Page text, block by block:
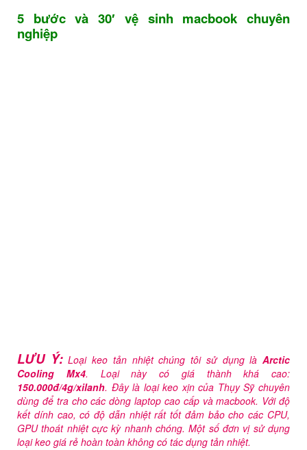
5 bước và 30′ vệ sinh macbook chuyên
nghiệp
LƯU Ý:Loại keo tản nhiệt chúng tôi sử dụng làArctic
Cooling Mx4. Loại này có giá thành khá cao:
150.000đ/4g/xilanh. Đây là loại keo xịn của Thụy Sỹ chuyên
dùng để tra cho các dòng laptop cao cấp và macbook. Với độ
kết dính cao, có độ dẫn nhiệt rất tốt đảm bảo cho các CPU,
GPU thoát nhiệt cực kỳ nhanh chóng. Một số đơn vị sử dụng
loại keo giá rẻ hoàn toàn không có tác dụng tản nhiệt.